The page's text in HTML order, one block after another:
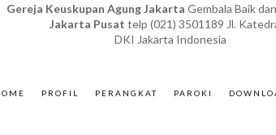
Gereja Keuskupan Agung Jakarta Gembala Baik
Jakarta Pusat telp (021) 3501189 Jl.
DKI Jakarta Indonesia
PROFIL PERANGKAT PAROKI